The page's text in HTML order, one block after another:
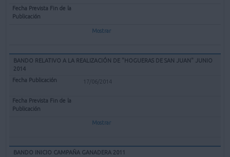
Mostrar
BANDO RELATIVO A LA REALIZACIÓN DE "HOGUERAS DE SAN JUAN" JUNIO
2014
17/06/2014
Mostrar
BANDO INICIO CAMPAÑA GANADERA 2011